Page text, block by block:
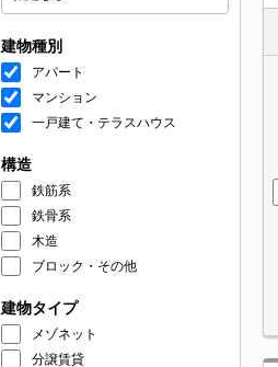
建物種別
アパート
マンション
一戸建て・テラスハウス
構造
鉄筋系
鉄骨系
木造
ブロック・その他
建物タイプ
メゾネット
分譲賃貸